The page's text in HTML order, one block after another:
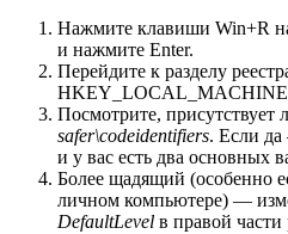
Нажмите клавиши Win+R
и нажмите Enter.
Перейдите к разделу
Посмотрите, присутствует
safer\codeidentifiers. Если
и у вас есть два основных
Более щадящий (особенно
личном компьютере) —
DefaultLevel в правой части